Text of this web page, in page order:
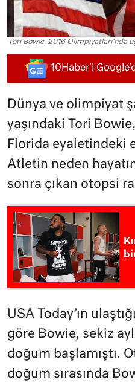
Tori Bowie, 2016 Olimpiyatları'nda
10Haber'i
Dünya ve olimpiyat
yaşındaki Tori
Florida eyaletindeki
Atletin neden
sonra çıkan otopsi
USA Today’ın
göre Bowie, sekiz
doğum başlamıştı.
doğum sırasında